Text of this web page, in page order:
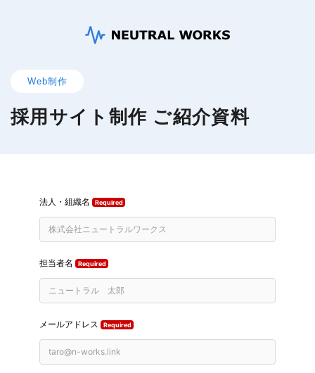
Web制作
採用サイト制作 ご紹介資料